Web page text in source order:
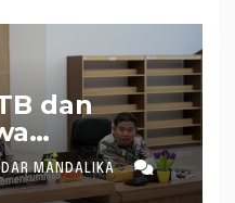
dan
8 Raperda
MANDALIKA